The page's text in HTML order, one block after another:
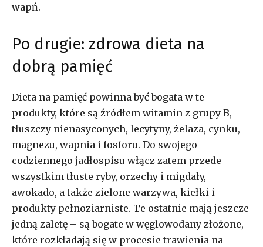
wapń.
Po drugie: zdrowa dieta na
dobrą pamięć
Dieta na pamięć powinna być bogata w te
produkty, które są źródłem witamin z grupy B,
tłuszczy nienasyconych, lecytyny, żelaza, cynku,
magnezu, wapnia i fosforu. Do swojego
codziennego jadłospisu włącz zatem przede
wszystkim tłuste ryby, orzechy i migdały,
awokado, a także zielone warzywa, kiełki i
produkty pełnoziarniste. Te ostatnie mają jeszcze
jedną zaletę – są bogate w węglowodany złożone,
które rozkładają się w procesie trawienia na